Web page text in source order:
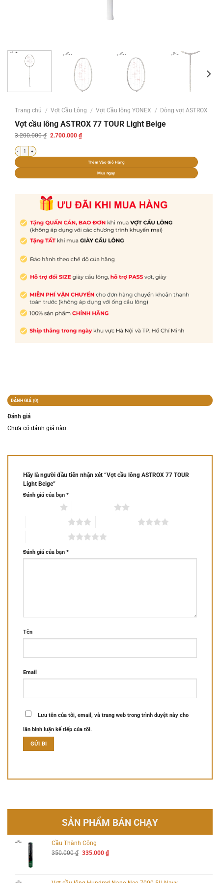
Trang chủ / Vợt Cầu Lông / Vợt Cầu lông YONEX / Dòng vợt ASTROX
Vợt cầu lông ASTROX 77 TOUR Light Beige
3.200.000₫ Giá
2.700.000 ₫Giá
hiện
2.700.000 ₫.
Vợt cầu lông ASTROX 77 TOUR Light Beige số lượng
Thêm Vào Giỏ Hàng
Mua ngay
ĐÁNH GIÁ (0)
Đánh giá
Chưa có đánh giá nào.
Hãy là người đầu tiên nhận xét “Vợt cầu lông ASTROX 77 TOUR
Light Beige”
Đánh giá của bạn *
Đánh giá của bạn *
Tên
Email
Lưu tên của tôi, email, và trang web trong trình duyệt này cho
lần bình luận kế tiếp của tôi.
SẢN PHẨM BÁN CHẠY
Cầu Thành Công
350.000₫ Giá
335.000 ₫Giá